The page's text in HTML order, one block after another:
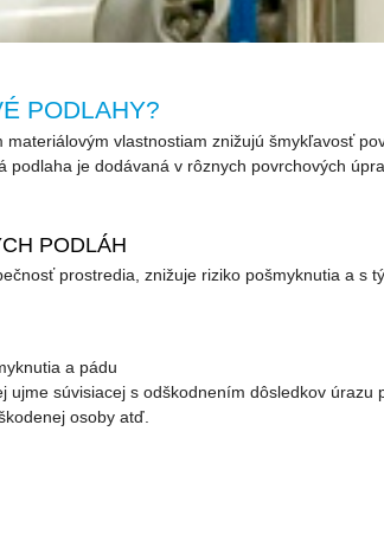
PODLAHY?
materiálovým vlastnostiam znižujú šmykľavosť
podlaha je dodávaná v rôznych povrchových
PODLÁH
prostredia, znižuje riziko pošmyknutia a s
a pádu
ujme súvisiacej s odškodnením dôsledkov
osoby atď.